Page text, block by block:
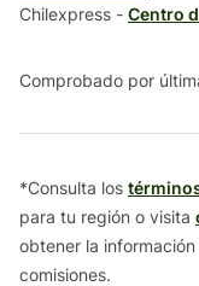
Chilexpress - Centro
Comprobado por
*Consulta los
para tu región o visita
obtener la
comisiones.